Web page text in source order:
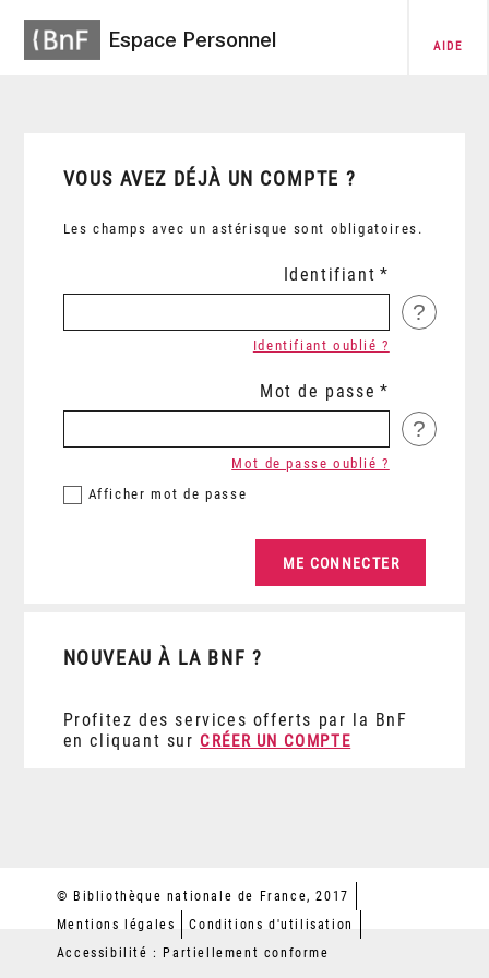
Espace Personnel AIDE
VOUS AVEZ DÉJÀ UN COMPTE ?
Les champs avec un astérisque sont obligatoires.
Identifiant
?
Identifiant oublié ?
Mot de passe
?
Afficher mot de passe
Mot de passe oublié ?
NOUVEAU À LA BNF ?
Profitez des services offerts par la BnF
en cliquant sur CRÉER UN COMPTE
© Bibliothèque nationale de France, 2017
Mentions légales
Conditions d'utilisation
Accessibilité : Partiellement conforme